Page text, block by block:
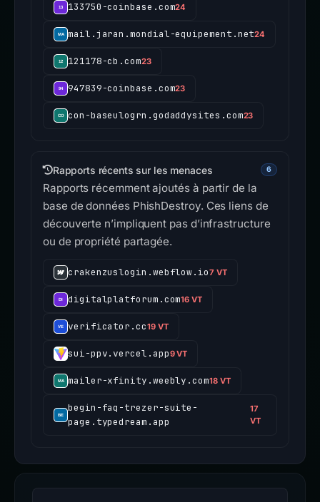
133750-coinbase.com24
mail.jaran.mondial-equipement.net24
121178-cb.com23
947839-coinbase.com23
con-baseulogrn.godaddysites.com23
Rapports récents sur les menaces 6
Rapports récemment ajoutés à partir de la
base de données PhishDestroy. Ces liens de
découverte n’impliquent pas d’infrastructure
ou de propriété partagée.
crakenzuslogin.webflow.io7 VT
digitalplatforum.com16 VT
verificator.cc19 VT
sui-ppv.vercel.app9 VT
mailer-xfinity.weebly.com18 VT
begin-faq-trezer-suite-
page.typedream.app
17
VT